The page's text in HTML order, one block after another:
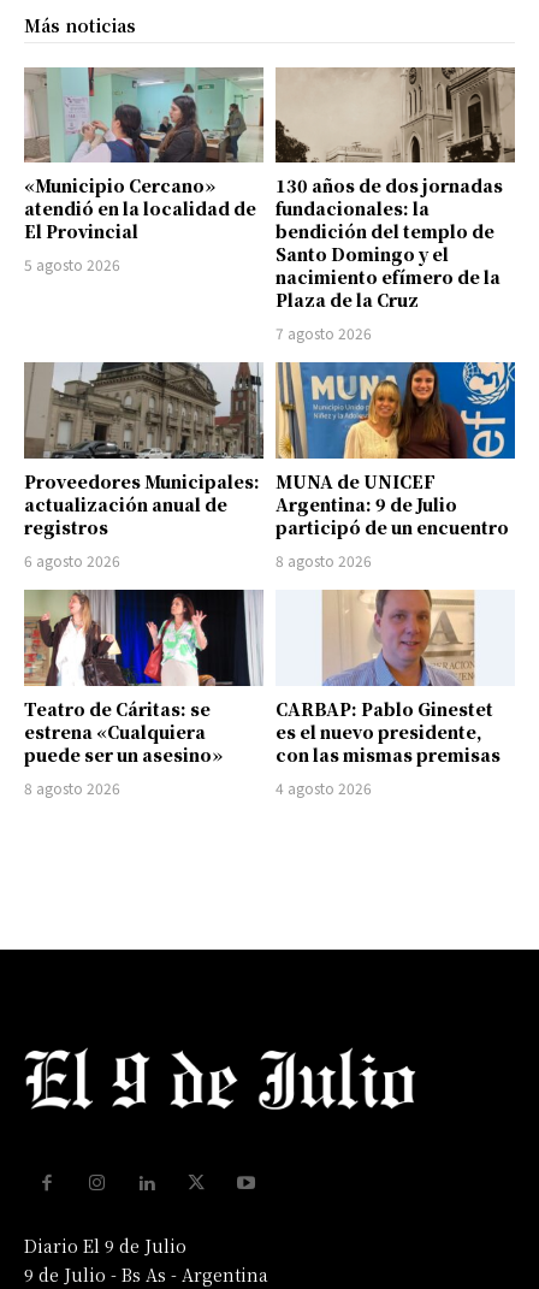
Más noticias
«Municipio Cercano»
atendió en la localidad de
El Provincial
5 agosto 2026
130 años de dos jornadas
fundacionales: la
bendición del templo de
Santo Domingo y el
nacimiento efímero de la
Plaza de la Cruz
7 agosto 2026
Proveedores Municipales:
actualización anual de
registros
6 agosto 2026
MUNA de UNICEF
Argentina: 9 de Julio
participó de un encuentro
8 agosto 2026
Teatro de Cáritas: se
estrena «Cualquiera
puede ser un asesino»
8 agosto 2026
CARBAP: Pablo Ginestet
es el nuevo presidente,
con las mismas premisas
4 agosto 2026
Diario El 9 de Julio
9 de Julio - Bs As - Argentina